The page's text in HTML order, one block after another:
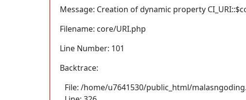
Message: Creation of dynamic property
Filename: core/URI.php
Line Number: 101
Backtrace:
File: /home/u7641530/public_html/